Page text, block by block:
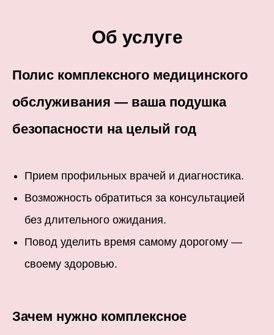
Об услуге
Полис комплексного медицинского
обслуживания — ваша подушка
безопасности на целый год
Прием профильных врачей и диагностика.
Возможность обратиться за консультацией
без длительного ожидания.
Повод уделить время самому дорогому —
своему здоровью.
Зачем нужно комплексное